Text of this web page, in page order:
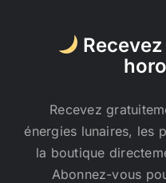
Recevez
énergies lunaires, les
la boutique
Abonnez-vous